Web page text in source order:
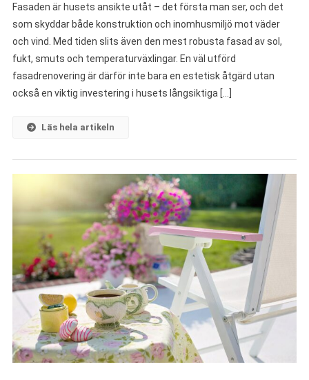
Fasaden är husets ansikte utåt – det första man ser, och det
som skyddar både konstruktion och inomhusmiljö mot väder
och vind. Med tiden slits även den mest robusta fasad av sol,
fukt, smuts och temperaturväxlingar. En väl utförd
fasadrenovering är därför inte bara en estetisk åtgärd utan
också en viktig investering i husets långsiktiga […]
Läs hela artikeln